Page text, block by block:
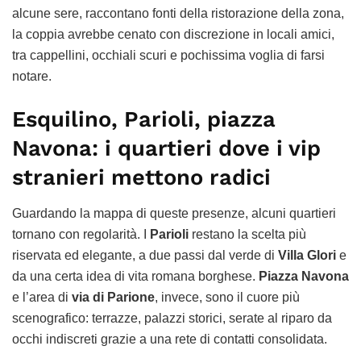
alcune sere, raccontano fonti della ristorazione della zona,
la coppia avrebbe cenato con discrezione in locali amici,
tra cappellini, occhiali scuri e pochissima voglia di farsi
notare.
Esquilino, Parioli, piazza
Navona: i quartieri dove i vip
stranieri mettono radici
Guardando la mappa di queste presenze, alcuni quartieri
tornano con regolarità. I
Parioli restano la scelta più
riservata ed elegante, a due passi dal verde di Villa Glori e
da una certa idea di vita romana borghese. Piazza Navona
e l’area di via di Parione, invece, sono il cuore più
scenografico: terrazze, palazzi storici, serate al riparo da
occhi indiscreti grazie a una rete di contatti consolidata.